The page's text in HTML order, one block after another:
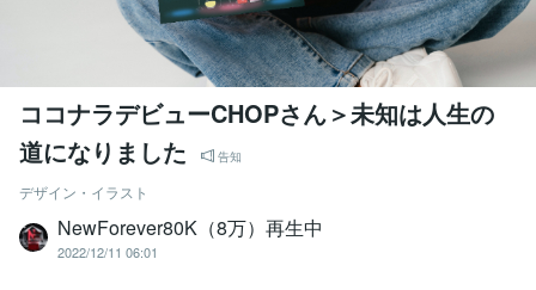
ココナラデビューCHOPさん＞未知は人生の
道になりました
告知
デザイン・イラスト
NewForever80K（8万）再生中
2022/12/11 06:01